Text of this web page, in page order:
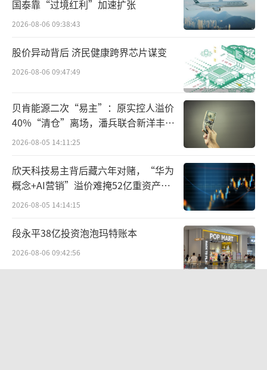
夺”。这意味着，企业在既有优势市场的渗透
度趋于饱和，而向外拓展时，又需同时应对全
国性名酒与地方强势品牌的多线竞争，对企业
的资源配置与综合实力提出了更高要求。
在这种存量博弈的格局下，企业过去赖以
驱动增长的另一引擎——“价格驱动”模式，也
遭遇瓶颈。
以往通过提价拉动营收与品牌升级的策
略，在当前市场环境中边际效应明显减弱。一
方面，主力产品在稳价过程中已感受到压力；
另一方面，品牌想要向更高价格带跃升，绝非
简单提价即可达成，而需品牌力、产品力与时
间周期的长期积累与协同支撑。
国泰靠“过境红利”加速扩张
2026-08-06 09:38:43
股价异动背后 济民健康跨界芯片谋变
2026-08-06 09:47:49
贝肯能源二次“易主”：原实控人溢价
40%“清仓”离场，潘兵联合新洋丰、
宏科百世拟入主
2026-08-05 14:11:25
欣天科技易主背后藏六年对赌，“华为
概念+AI营销”溢价难掩52亿重资产考
验
2026-08-05 14:14:15
段永平38亿投资泡泡玛特账本
2026-08-06 09:42:56